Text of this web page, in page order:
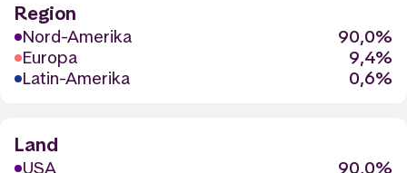
Region
Nord-Amerika
90,0%
Europa
9,4%
Latin-Amerika
0,6%
Land
USA
90,0%